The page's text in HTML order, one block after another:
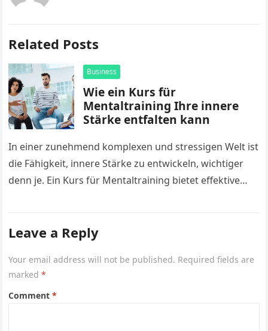
Related Posts
Business
Wie ein Kurs für
Mentaltraining Ihre innere
Stärke entfalten kann
In einer zunehmend komplexen und stressigen Welt ist
die Fähigkeit, innere Stärke zu entwickeln, wichtiger
denn je. Ein Kurs für Mentaltraining bietet effektive
Leave a Reply
Your email address will not be published. Required fields are
marked*
Comment*